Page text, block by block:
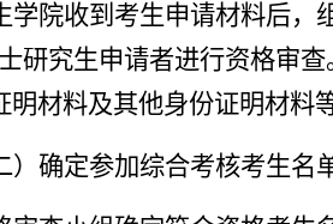
学院收到考生申请材料后，
研究生申请者进行资格审
明材料及其他身份证明材料
）确定参加综合考核考生名